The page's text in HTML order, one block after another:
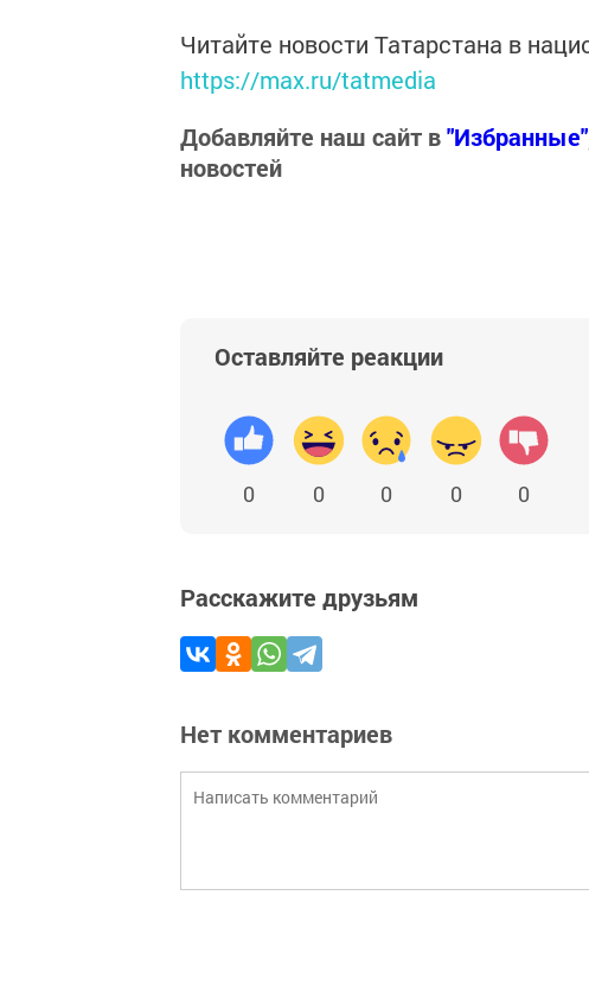
Читайте новости Татарстана в
https://max.ru/tatmedia
Добавляйте наш сайт в"Избранные"
новостей
Оставляйте реакции
0 0 0 0 0
Расскажите друзьям
Нет комментариев